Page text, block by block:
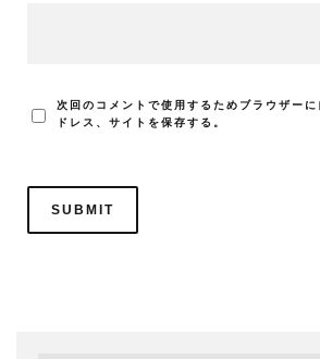
次回のコメントで使用するためブラウザー
ドレス、サイトを保存する。